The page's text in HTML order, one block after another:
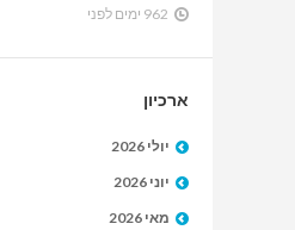
962 ימים לפני
ארכיון
יולי 2026
יוני 2026
מאי 2026